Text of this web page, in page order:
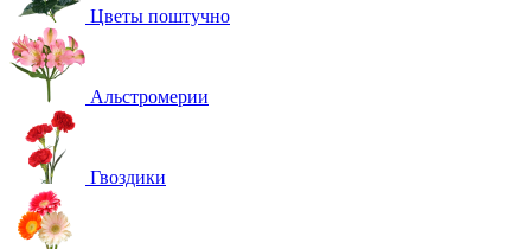
Цветы поштучно
Альстромерии
Гвоздики